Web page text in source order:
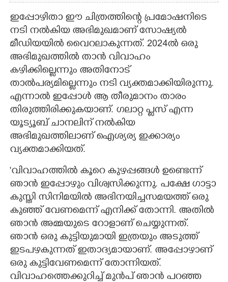
ഇപ്പോഴിതാ ഈ ചിത്രത്തിന്റെ പ്രമോഷനിടെ
നടി നൽകിയ അഭിമുഖമാണ് സോഷ്യൽ
മീഡിയയിൽ വെെറലാകുന്നത്. 2024ൽ ഒരു
അഭിമുഖത്തിൽ താൻ വിവാഹം
കഴിക്കില്ലെന്നും അതിനോട്
താൽപര്യമില്ലെന്നും നടി വ്യക്തമാക്കിയിരുന്നു.
എന്നാൽ ഇപ്പോൾ ആ തീരുമാനം താരം
തിരുത്തിരിക്കുകയാണ്. ഗലാറ്റ പ്ലസ് എന്ന
യൂട്യൂബ് ചാനലിന് നൽകിയ
അഭിമുഖത്തിലാണ് ഐശ്യര്യ ഇക്കാര്യം
വ്യക്തമാക്കിയത്.
'വിവാഹത്തിൽ കൂറെ കുഴപ്പങ്ങൾ ഉണ്ടെന്ന്
ഞാൻ ഇപ്പോഴും വിശ്വസിക്കുന്നു. പക്ഷേ ഗാട്ടാ
കുസ്തി സിനിമയിൽ അഭിനയിച്ചസമയത്ത് ഒരു
കുഞ്ഞ് വേണമെന്ന് എനിക്ക് തോന്നി. അതിൽ
ഞാൻ അമ്മയുടെ റോളാണ് ചെയ്യുന്നത്.
ഞാൻ ഒരു കുട്ടിയുമായി ഇത്രയും അടുത്ത്
ഇടപഴകുന്നത് ഇതാദ്യമായാണ്. അപ്പോഴാണ്
ഒരു കുട്ടിവേണമെന്ന് തോന്നിയത്.
വിവാഹത്തെക്കുറിച്ച് മുൻപ് ഞാൻ പറഞ്ഞ